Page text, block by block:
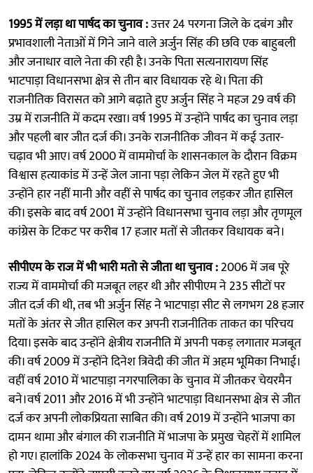
1995 में लड़ा था पार्षद का चुनाव :उत्तर 24 परगना जिले के दबंग और
प्रभावशाली नेताओं में गिने जाने वाले अर्जुन सिंह की छवि एक बाहुबली
और जनाधार वाले नेता की रही है। उनके पिता सत्यनारायण सिंह
भाटपाड़ा विधानसभा क्षेत्र से तीन बार विधायक रहे थे। पिता की
राजनीतिक विरासत को आगे बढ़ाते हुए अर्जुन सिंह ने महज 29 वर्ष की
उम्र में राजनीति में कदम रखा। वर्ष 1995 में उन्होंने पार्षद का चुनाव लड़ा
और पहली बार जीत दर्ज की। उनके राजनीतिक जीवन में कई उतार-
चढ़ाव भी आए। वर्ष 2000 में वाममोर्चा के शासनकाल के दौरान विक्रम
विश्वास हत्याकांड में उन्हें जेल जाना पड़ा लेकिन जेल में रहते हुए भी
उन्होंने हार नहीं मानी और वहीं से पार्षद का चुनाव लड़कर जीत हासिल
की। इसके बाद वर्ष 2001 में उन्होंने विधानसभा चुनाव लड़ा और तृणमूल
कांग्रेस के टिकट पर करीब 17 हजार मतों से जीतकर विधायक बने।
सीपीएम के राज में भी भारी मतो से जीता था चुनाव :2006 में जब पूरे
राज्य में वाममोर्चा की मजबूत लहर थी और सीपीएम ने 235 सीटों पर
जीत दर्ज की थी, तब भी अर्जुन सिंह ने भाटपाड़ा सीट से लगभग 28 हजार
मतों के अंतर से जीत हासिल कर अपनी राजनीतिक ताकत का परिचय
दिया। इसके बाद उन्होंने क्षेत्रीय राजनीति में अपनी पकड़ लगातार मजबूत
की। वर्ष 2009 में उन्होंने दिनेश त्रिवेदी की जीत में अहम भूमिका निभाई।
वहीं वर्ष 2010 में भाटपाड़ा नगरपालिका के चुनाव में जीतकर चेयरमैन
बने।वर्ष 2011 और 2016 में भी उन्होंने भाटपाड़ा विधानसभा क्षेत्र से जीत
दर्ज कर अपनी लोकप्रियता साबित की। वर्ष 2019 में उन्होंने भाजपा का
दामन थामा और बंगाल की राजनीति में भाजपा के प्रमुख चेहरों में शामिल
हो गए। हालांकि 2024 के लोकसभा चुनाव में उन्हें हार का सामना करना